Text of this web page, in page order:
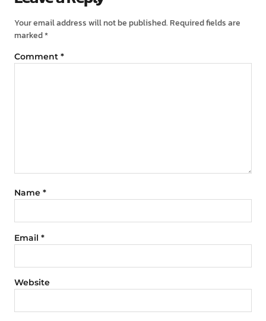
Your email address will not be published. Required fields are
marked*
Comment *
Name *
Email *
Website